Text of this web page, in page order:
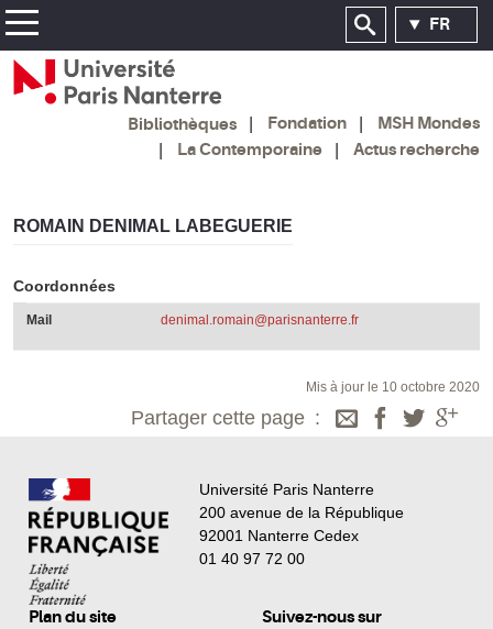
FR
Bibliothèques Fondation
MSH Mondes
La Contemporaine
Actus recherche
ROMAIN DENIMAL LABEGUERIE
Coordonnées
Mail denimal.romain@parisnanterre.fr
Mis à jour le 10 octobre 2020
Partager cette page
Université Paris Nanterre
200 avenue de la République
92001 Nanterre Cedex
01 40 97 72 00
Plan du site Suivez-nous sur